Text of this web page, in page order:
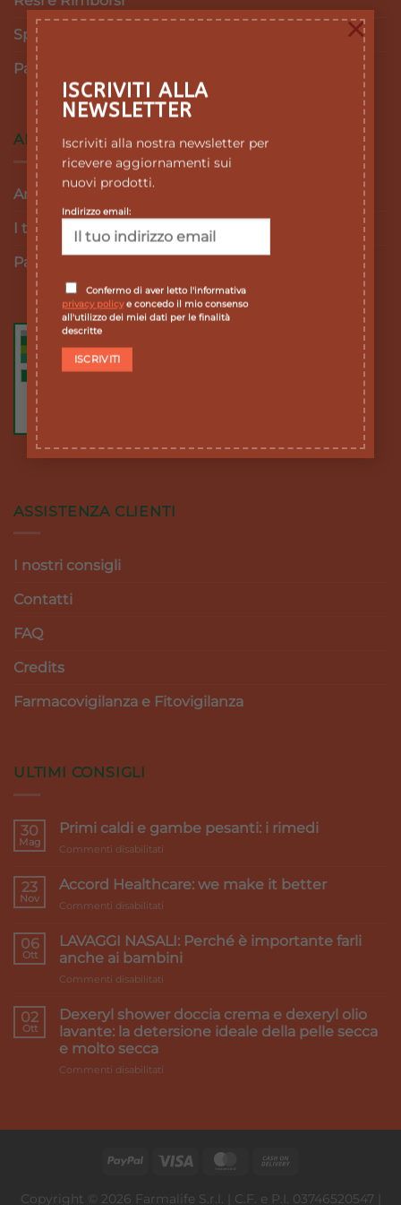
ISCRIVITI ALLA
NEWSLETTER
Iscriviti alla nostra newsletter per
ricevere aggiornamenti sui
nuovi prodotti.
Indirizzo email:
Confermo di aver letto l'informativa
privacy policye concedo il mio consenso
all'utilizzo dei miei dati per le finalità
descritte
×
Spedizioni
Pagamenti
AREA RISERVATA
Area personale
I tuoi ordini
Password dimenticata
ASSISTENZA CLIENTI
I nostri consigli
Contatti
FAQ
Credits
Farmacovigilanza e Fitovigilanza
ULTIMI CONSIGLI
30
Mag
Primi caldi e gambe pesanti: i rimedi
Commenti disabilitati
e
i
rimedi
23
Nov
Accord Healthcare: we make it better
Commenti disabilitati
Healthcare:
we
make
06
Ott
LAVAGGI NASALI: Perché è importante farli
anche ai bambini
Commenti disabilitati
NASALI:
Perché
è
02
Ott
Dexeryl shower doccia crema e dexeryl olio
lavante: la detersione ideale della pelle secca
e molto secca
Commenti disabilitati
crema
dexeryl
Copyright © 2026 Farmalife S.r.l. | C.F. e P.I. 03746520547 |